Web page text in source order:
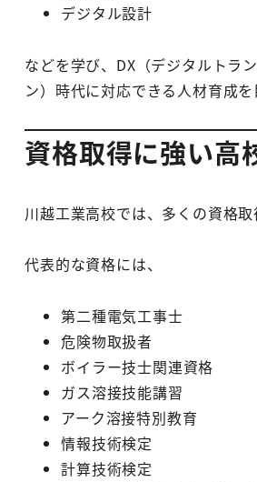
デジタル設計
などを学び、DX（デジタルトラ
ン）時代に対応できる人材育成を
資格取得に強い高
川越工業高校では、多くの資格取
代表的な資格には、
第二種電気工事士
危険物取扱者
ボイラー技士関連資格
ガス溶接技能講習
アーク溶接特別教育
情報技術検定
計算技術検定